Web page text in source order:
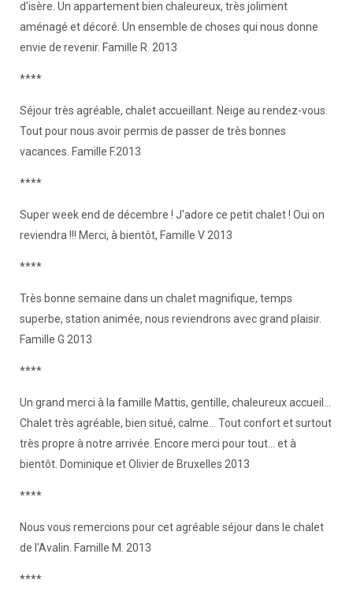
d'isère. Un appartement bien chaleureux, très joliment
aménagé et décoré. Un ensemble de choses qui nous donne
envie de revenir. Famille R. 2013
****
Séjour très agréable, chalet accueillant. Neige au rendez-vous.
Tout pour nous avoir permis de passer de très bonnes
vacances. Famille F.2013
****
Super week end de décembre ! J'adore ce petit chalet ! Oui on
reviendra !!! Merci, à bientôt, Famille V 2013
****
Très bonne semaine dans un chalet magnifique, temps
superbe, station animée, nous reviendrons avec grand plaisir.
Famille G 2013
****
Un grand merci à la famille Mattis, gentille, chaleureux accueil...
Chalet très agréable, bien situé, calme... Tout confort et surtout
très propre à notre arrivée. Encore merci pour tout... et à
bientôt. Dominique et Olivier de Bruxelles 2013
****
Nous vous remercions pour cet agréable séjour dans le chalet
de l'Avalin. Famille M. 2013
****